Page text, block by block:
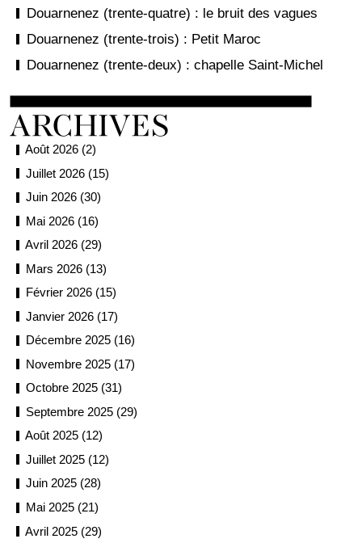
Douarnenez (trente-quatre) : le bruit des vagues
Douarnenez (trente-trois) : Petit Maroc
Douarnenez (trente-deux) : chapelle Saint-Michel
Août 2026 (2)
Juillet 2026 (15)
Juin 2026 (30)
Mai 2026 (16)
Avril 2026 (29)
Mars 2026 (13)
Février 2026 (15)
Janvier 2026 (17)
Décembre 2025 (16)
Novembre 2025 (17)
Octobre 2025 (31)
Septembre 2025 (29)
Août 2025 (12)
Juillet 2025 (12)
Juin 2025 (28)
Mai 2025 (21)
Avril 2025 (29)